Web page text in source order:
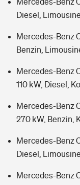
Diesel,
Mercedes-Benz
Benzin,
Mercedes-Benz
110 kW, Diesel,
Mercedes-Benz
270 kW, Benzin,
Mercedes-Benz
Diesel,
Mercedes-Benz